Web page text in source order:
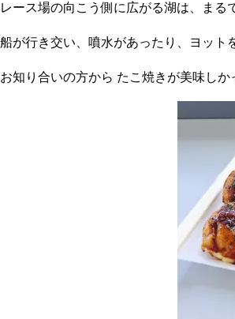
レース場の向こう側に広がる湖は、まる
船が行き交い、噴水があったり、ヨット
お知り合いの方から たこ焼きが美味し